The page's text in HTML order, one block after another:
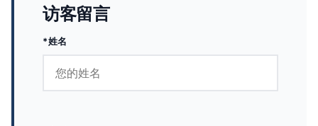
访客留言
*姓名